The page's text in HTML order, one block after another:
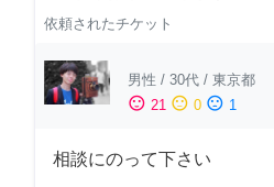
依頼されたチケット
男性 / 30代 / 東京都
sentiment_satisfied 21 sentiment_neutral 0 sentiment_dissatisfied 1
相談にのって下さい